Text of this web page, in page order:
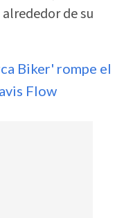
de su
Biker' rompe el
Flow